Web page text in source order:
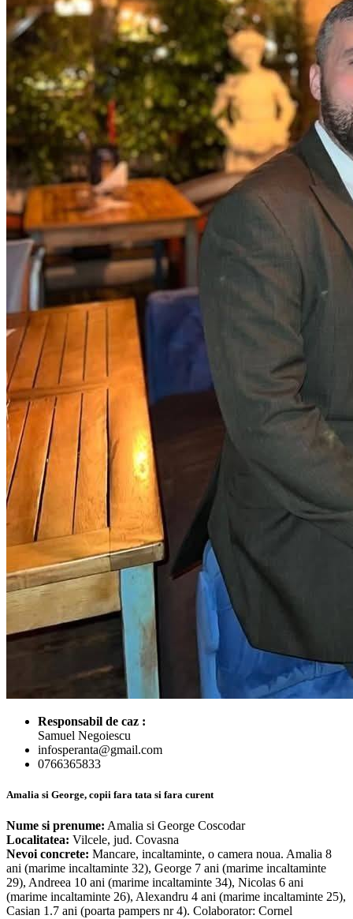
Responsabil de caz :
Samuel Negoiescu
infosperanta@gmail.com
0766365833
Amalia si George, copii fara tata si fara curent
Nume si prenume: Amalia si George Coscodar
Localitatea: Vilcele, jud. Covasna
Nevoi concrete: Mancare, incaltaminte, o camera noua. Amalia 8
ani (marime incaltaminte 32), George 7 ani (marime incaltaminte
29), Andreea 10 ani (marime incaltaminte 34), Nicolas 6 ani
(marime incaltaminte 26), Alexandru 4 ani (marime incaltaminte 25),
Casian 1.7 ani (poarta pampers nr 4). Colaborator: Cornel